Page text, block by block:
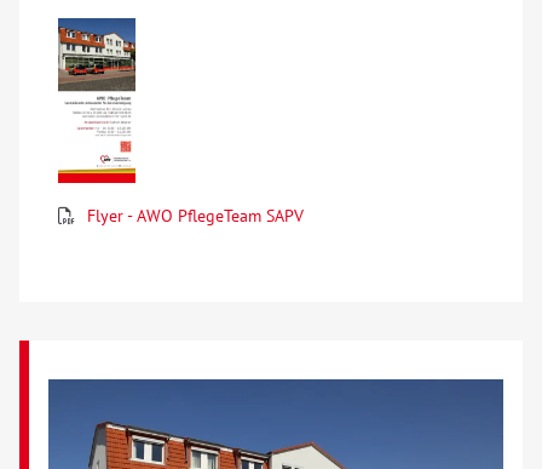
Begegnung
Bildung
Flyer - AWO PflegeTeam SAPV